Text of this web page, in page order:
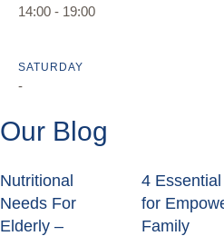
14:00 - 19:00
SATURDAY
-
Our Blog
Nutritional
Needs For
Elderly –
4
for
Family